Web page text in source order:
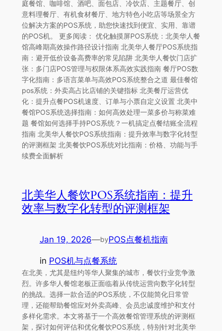
庭餐馆、咖啡馆、酒吧、面包店、冷饮店、主题餐厅、创
意料理餐厅、有机食材餐厅、地方特色小吃店等场景全方
位解决方案的POS系统，助您快速找到便宜、实用、靠谱
的POS机。 更多阅读： 优化触摸屏POS系统：北美华人餐
馆高峰期高效操作路径设计指南 北美华人餐厅POS系统指
南：避开低价设备高费率的常见陷阱 北美华人餐饮门店扩
张：多门店POS管理与权限体系高效实践指南 餐厅POS数
字化指南：多语言菜单与高效POS系统整合之道 最佳餐馆
pos系统：外卖高占比店铺的关键指标 北美餐厅运营优
化：提升点餐POS机速度、订单与小票自定义设置 北美中
餐馆POS系统选择指南：如何高效处理一菜多价与称菜难
题 餐馆如何选择手持POS系统？一机搞定点餐结账全流程
指南 北美华人餐饮POS系统指南：提升效率与数字化转型
的评测框架 北美餐饮POS系统对比指南：价格、功能与手
续费全面解析
北美华人餐饮POS系统指南：提升
效率与数字化转型的评测框架
Jan 19, 2026—byPOS点餐机指南
in POS机与点餐系统
在北美，尤其是纽约等华人聚集的城市，餐饮行业竞争激
烈。许多华人餐馆老板正面临着从传统运营向数字化转型
的挑战。选择一款合适的POS系统，不仅能简化日常管
理，还能帮助餐馆应对外卖高峰、会员忠诚度维护和支付
多样化需求。本文将基于一个高效餐馆管理系统的评测框
架，探讨如何评估和优化餐饮POS系统，特别针对北美华